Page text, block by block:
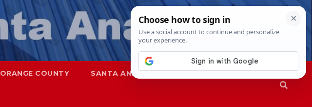
ORANGE COUNTY SANTA ANA SAPD